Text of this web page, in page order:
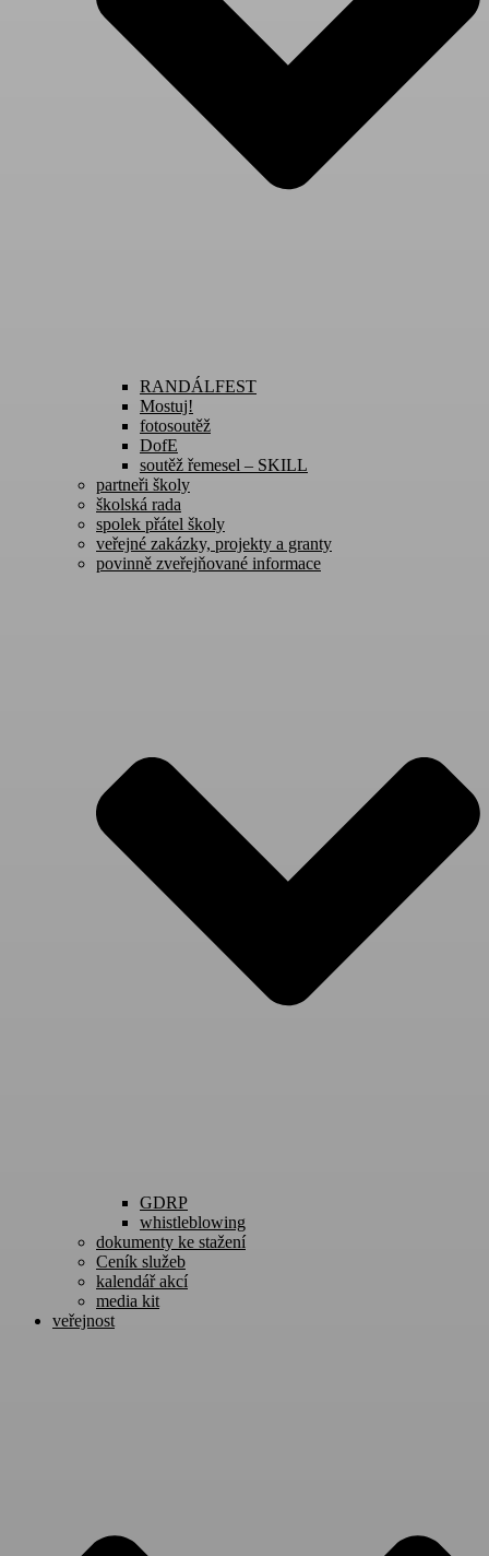
RANDÁLFEST
Mostuj!
fotosoutěž
DofE
soutěž řemesel – SKILL
partneři školy
školská rada
spolek přátel školy
veřejné zakázky, projekty a granty
povinně zveřejňované informace
GDRP
whistleblowing
dokumenty ke stažení
Ceník služeb
kalendář akcí
media kit
veřejnost